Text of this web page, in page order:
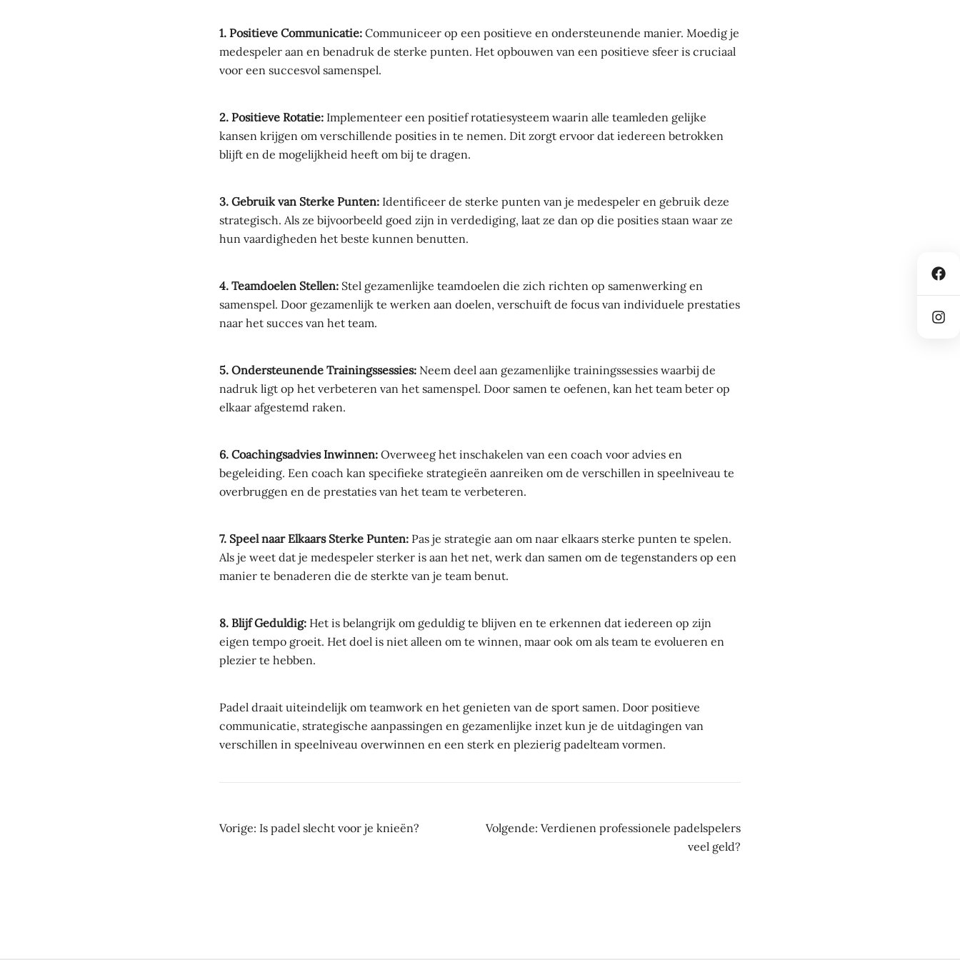
1. Positieve Communicatie: Communiceer op een positieve en ondersteunende manier. Moedig je
medespeler aan en benadruk de sterke punten. Het opbouwen van een positieve sfeer is cruciaal
voor een succesvol samenspel.
2. Positieve Rotatie: Implementeer een positief rotatiesysteem waarin alle teamleden gelijke
kansen krijgen om verschillende posities in te nemen. Dit zorgt ervoor dat iedereen betrokken
blijft en de mogelijkheid heeft om bij te dragen.
3. Gebruik van Sterke Punten: Identificeer de sterke punten van je medespeler en gebruik deze
strategisch. Als ze bijvoorbeeld goed zijn in verdediging, laat ze dan op die posities staan waar ze
hun vaardigheden het beste kunnen benutten.
4. Teamdoelen Stellen: Stel gezamenlijke teamdoelen die zich richten op samenwerking en
samenspel. Door gezamenlijk te werken aan doelen, verschuift de focus van individuele prestaties
naar het succes van het team.
5. Ondersteunende Trainingssessies: Neem deel aan gezamenlijke trainingssessies waarbij de
nadruk ligt op het verbeteren van het samenspel. Door samen te oefenen, kan het team beter op
elkaar afgestemd raken.
6. Coachingsadvies Inwinnen: Overweeg het inschakelen van een coach voor advies en
begeleiding. Een coach kan specifieke strategieën aanreiken om de verschillen in speelniveau te
overbruggen en de prestaties van het team te verbeteren.
7. Speel naar Elkaars Sterke Punten: Pas je strategie aan om naar elkaars sterke punten te spelen.
Als je weet dat je medespeler sterker is aan het net, werk dan samen om de tegenstanders op een
manier te benaderen die de sterkte van je team benut.
8. Blijf Geduldig: Het is belangrijk om geduldig te blijven en te erkennen dat iedereen op zijn
eigen tempo groeit. Het doel is niet alleen om te winnen, maar ook om als team te evolueren en
plezier te hebben.
Padel draait uiteindelijk om teamwork en het genieten van de sport samen. Door positieve
communicatie, strategische aanpassingen en gezamenlijke inzet kun je de uitdagingen van
verschillen in speelniveau overwinnen en een sterk en plezierig padelteam vormen.
Bericht
Vorige: Is padel slecht voor je knieën? Volgende: Verdienen professionele padelspelers
veel geld?